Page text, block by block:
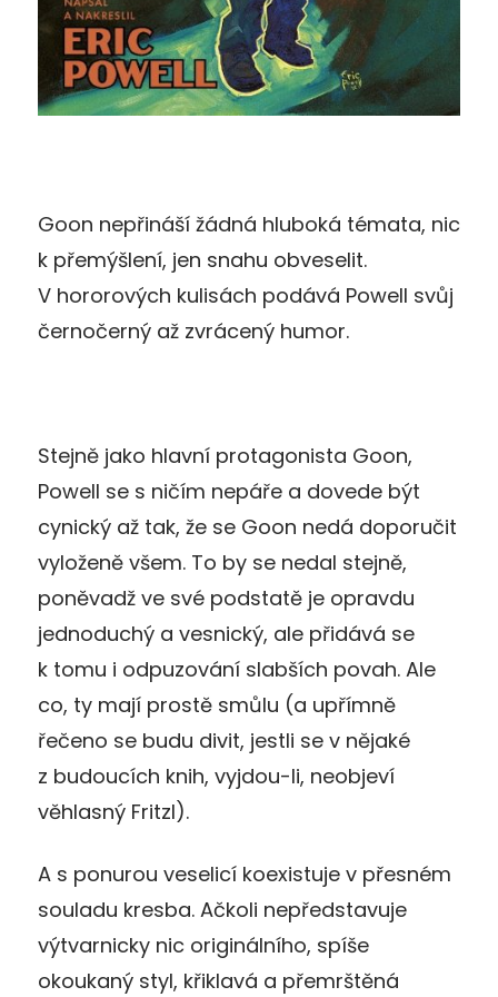
Goon nepřináší žádná hluboká témata, nic
k přemýšlení, jen snahu obveselit.
V hororových kulisách podává Powell svůj
černočerný až zvrácený humor.
Stejně jako hlavní protagonista Goon,
Powell se s ničím nepáře a dovede být
cynický až tak, že se Goon nedá doporučit
vyloženě všem. To by se nedal stejně,
poněvadž ve své podstatě je opravdu
jednoduchý a vesnický, ale přidává se
k tomu i odpuzování slabších povah. Ale
co, ty mají prostě smůlu (a upřímně
řečeno se budu divit, jestli se v nějaké
z budoucích knih, vyjdou-li, neobjeví
věhlasný Fritzl).
A s ponurou veselicí koexistuje v přesném
souladu kresba. Ačkoli nepředstavuje
výtvarnicky nic originálního, spíše
okoukaný styl, křiklavá a přemrštěná